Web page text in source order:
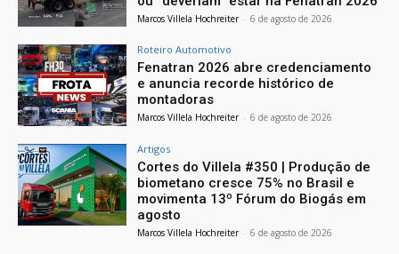
Marcos Villela Hochreiter - 6 de agosto de 2026
Roteiro Automotivo
Fenatran 2026 abre credenciamento
e anuncia recorde histórico de
montadoras
Marcos Villela Hochreiter - 6 de agosto de 2026
Artigos
Cortes do Villela #350 | Produção de
biometano cresce 75% no Brasil e
movimenta 13º Fórum do Biogás em
agosto
Marcos Villela Hochreiter - 6 de agosto de 2026